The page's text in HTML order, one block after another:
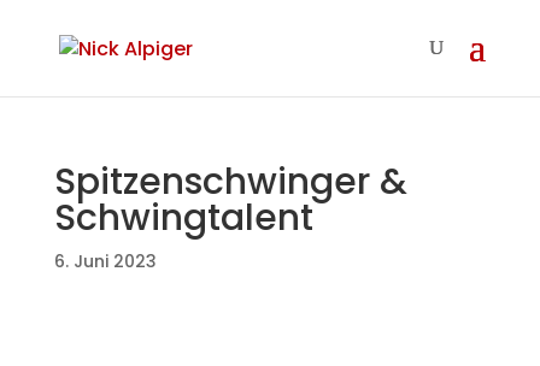
Spitzenschwinger &
Schwingtalent
6. Juni 2023